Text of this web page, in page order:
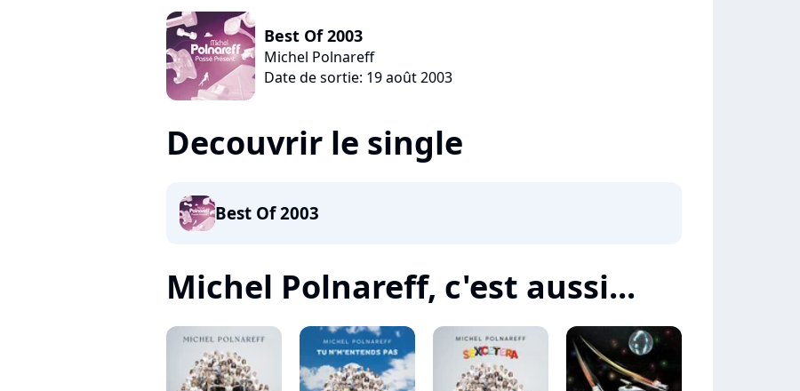
Best Of 2003
Michel Polnareff
Date de sortie: 19 août 2003
Decouvrir le single
Best Of 2003
Michel Polnareff, c'est aussi...